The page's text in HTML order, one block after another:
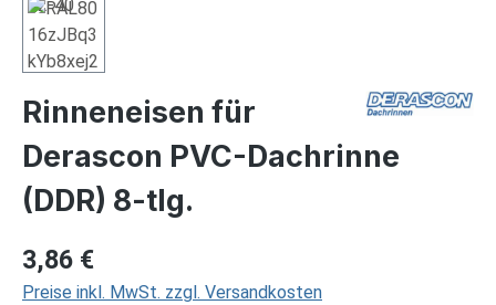
Rinneneisen für
Derascon PVC-Dachrinne
(DDR) 8-tlg.
Regulärer Preis:
3,86 €
Preise inkl. MwSt. zzgl. Versandkosten